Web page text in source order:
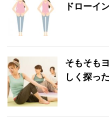
ドローイ
そもそも
しく探っ